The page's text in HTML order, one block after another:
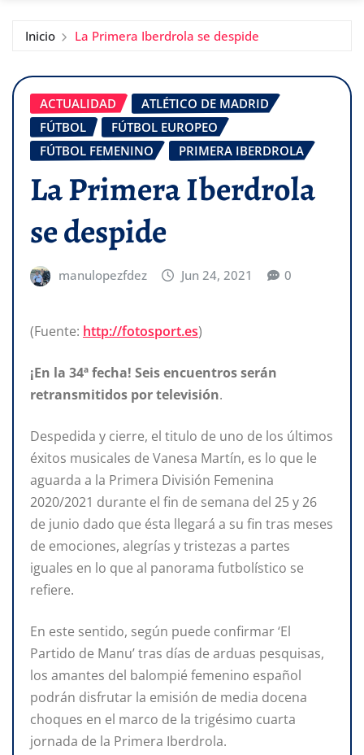
Inicio La Primera Iberdrola se despide
ACTUALIDAD
ATLÉTICO DE MADRID
FÚTBOL
FÚTBOL EUROPEO
FÚTBOL FEMENINO
PRIMERA IBERDROLA
La Primera Iberdrola
se despide
manulopezfdez Jun 24, 2021 0
(Fuente: http://fotosport.es)
¡En la 34ª fecha! Seisencuentros serán
retransmitidos por televisión.
Despedida y cierre, el titulo de uno de los últimos
éxitos musicales de Vanesa Martín, es lo que le
aguarda a la Primera División Femenina
2020/2021 durante el fin de semana del 25 y 26
de junio dado que ésta llegará a su fin tras meses
de emociones, alegrías y tristezas a partes
iguales en lo que al panorama futbolístico se
refiere.
En este sentido, según puede confirmar ‘El
Partido de Manu’ tras días de arduas pesquisas,
los amantes del balompié femenino español
podrán disfrutar la emisión de media docena
choques en el marco de la trigésimo cuarta
jornada de la Primera Iberdrola.